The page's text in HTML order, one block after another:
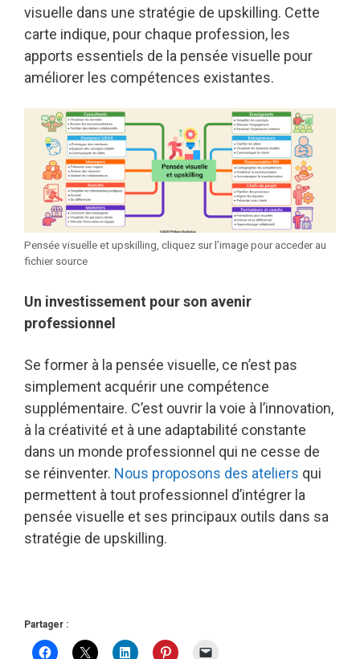
visuelle dans une stratégie de upskilling. Cette
carte indique, pour chaque profession, les
apports essentiels de la pensée visuelle pour
améliorer les compétences existantes.
Pensée visuelle et upskilling, cliquez sur l’image pour acceder au
fichier source
Un investissement pour son avenir
professionnel
Se former à la pensée visuelle, ce n’est pas
simplement acquérir une compétence
supplémentaire. C’est ouvrir la voie à l’innovation,
à la créativité et à une adaptabilité constante
dans un monde professionnel qui ne cesse de
se réinventer. Nous proposons des ateliers qui
permettent à tout professionnel d’intégrer la
pensée visuelle et ses principaux outils dans sa
stratégie de upskilling.
Partager :